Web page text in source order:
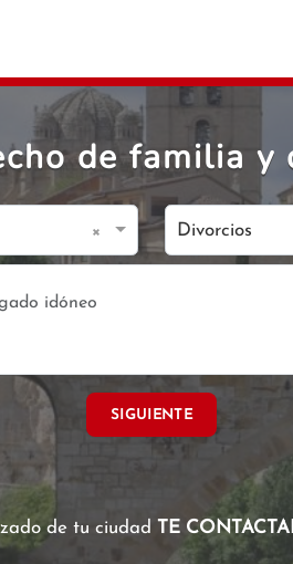
de familia
× Divorcios
SIGUIENTE
de tu ciudad TE